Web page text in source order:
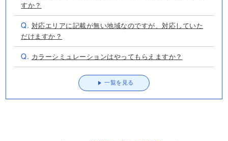
すか？
Q. 対応エリアに記載が無い地域なのですが、対応していた
だけますか？
Q. カラーシミュレーションはやってもらえますか？
一覧を見る